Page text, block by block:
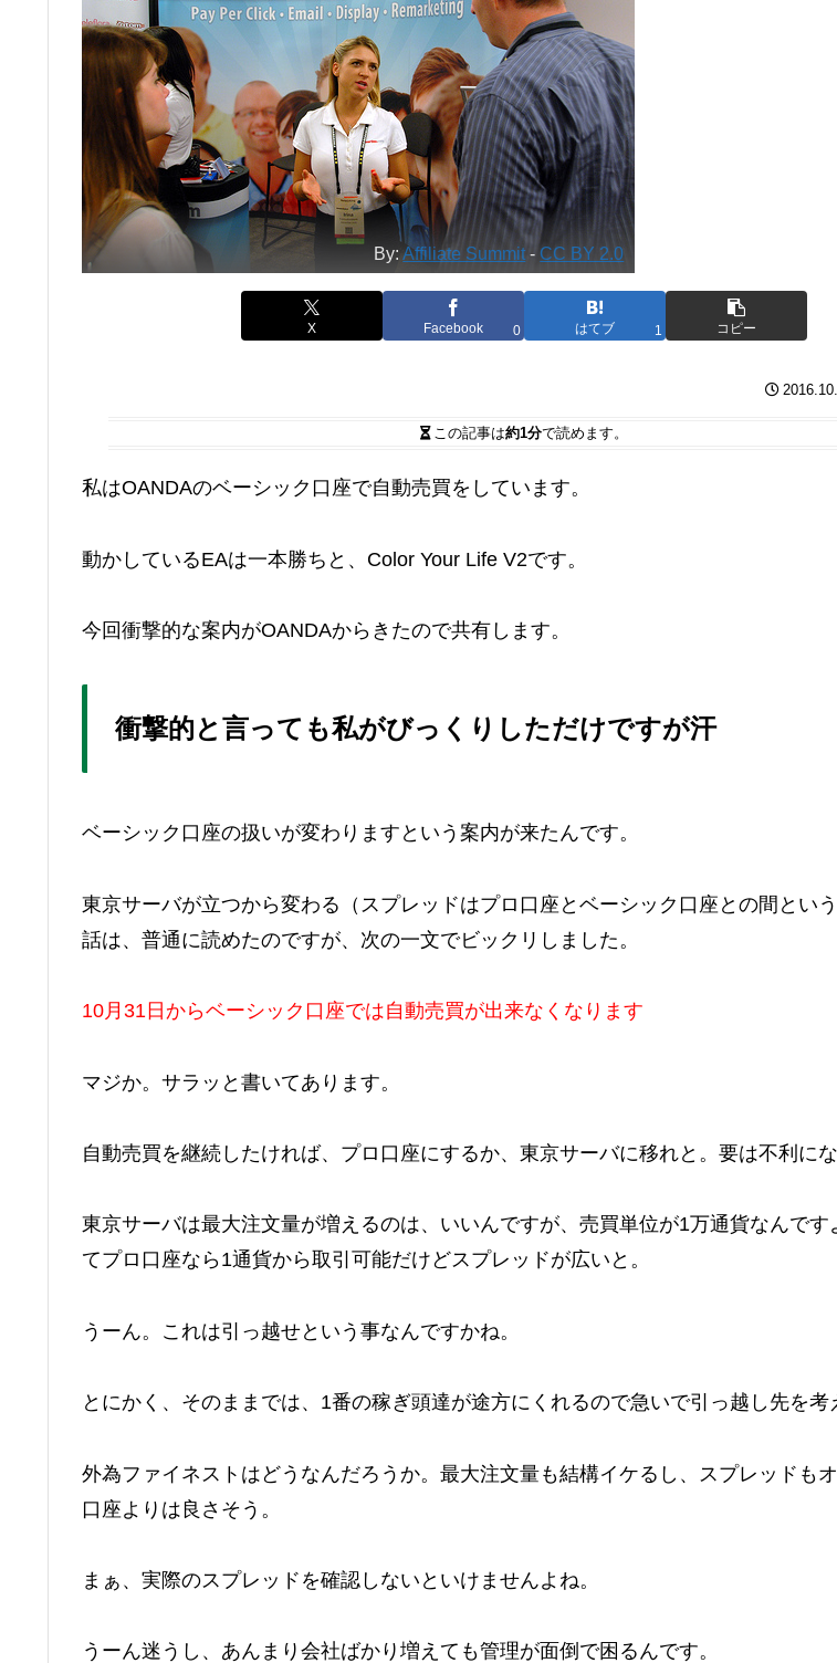
By:Affiliate Summit-CC BY 2.0
X Facebook 0 はてブ 1 コピー
この記事は約1分で読めます。
私はOANDAのベーシック口座で自動売買をしています。
動かしているEAは一本勝ちと、Color Your Life V2です。
今回衝撃的な案内がOANDAからきたので共有します。
衝撃的と言っても私がびっくりしただけですが汗
ベーシック口座の扱いが変わりますという案内が来たんです。
東京サーバが立つから変わる（スプレッドはプロ口座とベーシック口座との間とい
話は、普通に読めたのですが、次の一文でビックリしました。
10月31日からベーシック口座では自動売買が出来なくなります
マジか。サラッと書いてあります。
自動売買を継続したければ、プロ口座にするか、東京サーバに移れと。要は不利にな
東京サーバは最大注文量が増えるのは、いいんですが、売買単位が1万通貨なんです
てプロ口座なら1通貨から取引可能だけどスプレッドが広いと。
うーん。これは引っ越せという事なんですかね。
とにかく、そのままでは、1番の稼ぎ頭達が途方にくれるので急いで引っ越し先を考
外為ファイネストはどうなんだろうか。最大注文量も結構イケるし、スプレッドも
口座よりは良さそう。
まぁ、実際のスプレッドを確認しないといけませんよね。
うーん迷うし、あんまり会社ばかり増えても管理が面倒で困るんです。